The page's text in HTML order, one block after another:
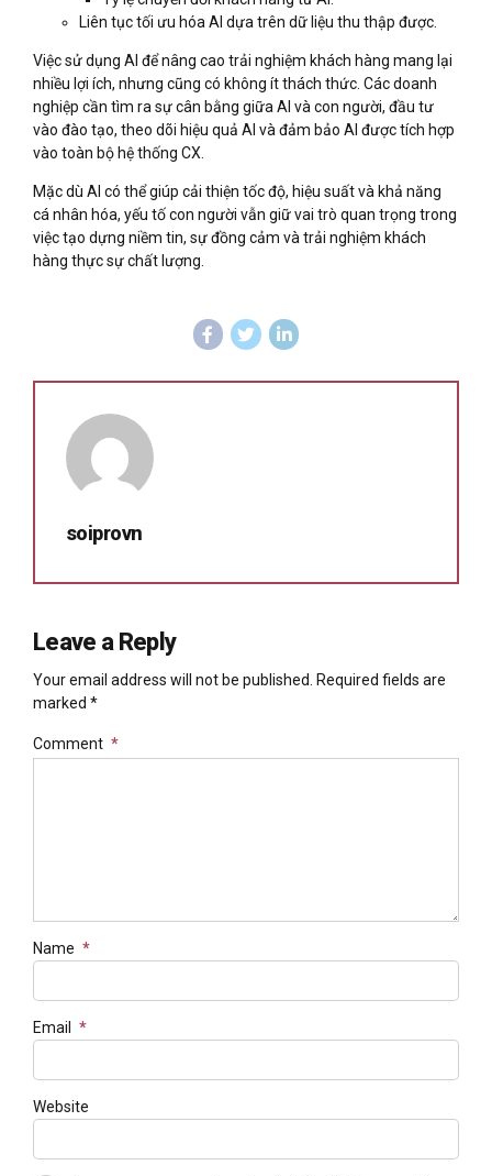
Liên tục tối ưu hóa AI dựa trên dữ liệu thu thập được.
Việc sử dụng AI để nâng cao trải nghiệm khách hàng mang lại
nhiều lợi ích, nhưng cũng có không ít thách thức. Các doanh
nghiệp cần tìm ra sự cân bằng giữa AI và con người, đầu tư
vào đào tạo, theo dõi hiệu quả AI và đảm bảo AI được tích hợp
vào toàn bộ hệ thống CX.
Mặc dù AI có thể giúp cải thiện tốc độ, hiệu suất và khả năng
cá nhân hóa, yếu tố con người vẫn giữ vai trò quan trọng trong
việc tạo dựng niềm tin, sự đồng cảm và trải nghiệm khách
hàng thực sự chất lượng.
soiprovn
Leave a Reply
Your email address will not be published. Required fields are
marked *
Comment *
Name *
Email *
Website